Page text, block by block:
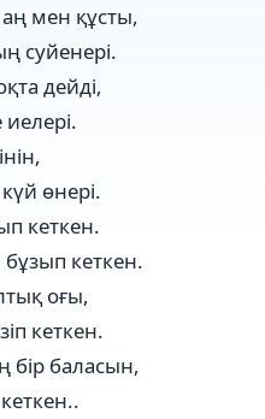
мен құсты,
суйенері.
дейді,
өнері.
кеткен.
кеткен.
оғы,
кеткен.
баласын,